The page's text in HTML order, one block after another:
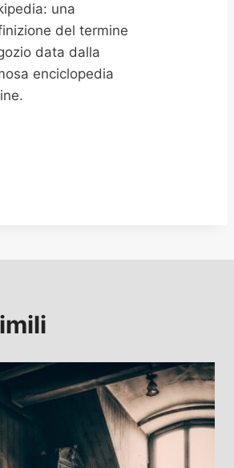
una
del termine
data dalla
enciclopedia